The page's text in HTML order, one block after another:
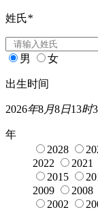
姓氏*
男 女
出生时间
2026年8月8日13时
年
2028
2022
2021
2015
2009
2008
2002